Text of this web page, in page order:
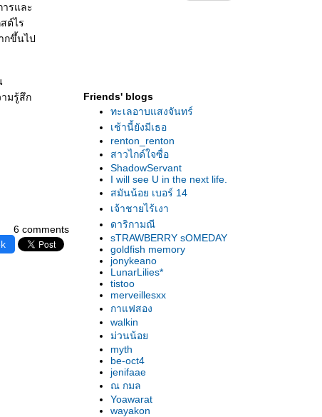
ารและ
ต์ไร
กขึ้นไป
มรู้สึก
6 comments
Lion's Den สายใยในกรงขัง
The Pope's Toilet ‘สุขา’อยู่หนใด
Antonio's Secret รักแห่งมะนิลา
พลเมืองจูหลิง : ชิ้นส่วนของอคติ? [Full Version]
Flashbacks of a Fool คนโง่รำลึก
And When Did You Last See Your Father?
ภาพของพ่อ
The Boy in the Striped Pyjamas แตกต่างใน
ลกเดียวกัน
Gran Torino เรารักเพื่อนบ้าน
Departures การเดินทางแห่งชีวิต
Gomorra เมืองมาเฟี
ภาพยนตร์แห่ง ‘ชาด’
Grace Is Gone ผู้หญิงแนวหน้า ผู้ชายแนวหลัง
The Road to San Diego ศรัทธาใน‘เสือเตี้ย’
Into the Wild ปลายทางอันไร้เดียงสา
Slumdog Millionaire เด็กสลัมเงินล้าน การ
ตลาดไร้ราก
The Silly Age เปลี่ยนผ่านครั้งสำคัญ
The Year My Parents Went on Vacation โฮม
อะโลน กับเปเล่
It's Hard to Be Nice สักวันต้องได้ดี
Friends' blogs
ทะเลอาบแสงจันทร์
เช้านี้ยังมีเธอ
renton_renton
สาวไกด์ใจซื่อ
ShadowServant
I will see U in the next life.
สมันน้อย เบอร์ 14
เจ้าชายไร้เงา
ดาริกามณี
sTRAWBERRY sOMEDAY
goldfish memory
jonykeano
LunarLilies*
tistoo
merveillesxx
กาแฟสอง
walkin
ม่วนน้อ
myth
be-oct4
jenifaae
ณ กมล
Yoawarat
wayakon